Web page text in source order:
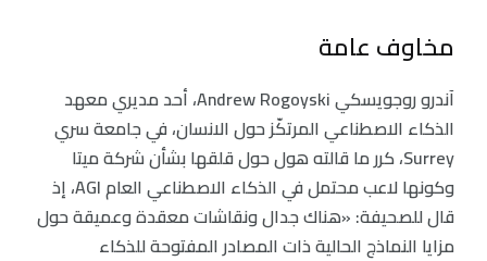
مخاوف عامة
آندرو روجويسكي Andrew Rogoyski، أحد مديري معهد
الذكاء الاصطناعي المرتكّز حول الانسان، في جامعة سري
Surrey، كرر ما قالته هول حول قلقها بشأن شركة ميتا
وكونها لاعب محتمل في الذكاء الاصطناعي العام AGI، إذ
قال للصحيفة: «هناك جدال ونقاشات معقدة وعميقة حول
مزايا النماذج الحالية ذات المصادر المفتوحة للذكاء